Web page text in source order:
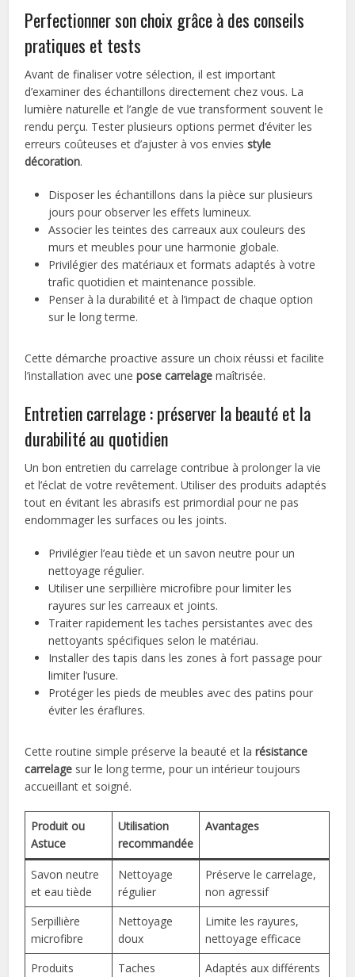
Perfectionner son choix grâce à des conseils
pratiques et tests
Avant de finaliser votre sélection, il est important
d’examiner des échantillons directement chez vous. La
lumière naturelle et l’angle de vue transforment souvent le
rendu perçu. Tester plusieurs options permet d’éviter les
erreurs coûteuses et d’ajuster à vos enviesstyle
décoration.
Disposer les échantillons dans la pièce sur plusieurs
jours pour observer les effets lumineux.
Associer les teintes des carreaux aux couleurs des
murs et meubles pour une harmonie globale.
Privilégier des matériaux et formats adaptés à votre
trafic quotidien et maintenance possible.
Penser à la durabilité et à l’impact de chaque option
sur le long terme.
Cette démarche proactive assure un choix réussi et facilite
l’installation avec unepose carrelage maîtrisée.
Entretien carrelage : préserver la beauté et la
durabilité au quotidien
Un bon entretien du carrelage contribue à prolonger la vie
et l’éclat de votre revêtement. Utiliser des produits adaptés
tout en évitant les abrasifs est primordial pour ne pas
endommager les surfaces ou les joints.
Privilégier l’eau tiède et un savon neutre pour un
nettoyage régulier.
Utiliser une serpillière microfibre pour limiter les
rayures sur les carreaux et joints.
Traiter rapidement les taches persistantes avec des
nettoyants spécifiques selon le matériau.
Installer des tapis dans les zones à fort passage pour
limiter l’usure.
Protéger les pieds de meubles avec des patins pour
éviter les éraflures.
Cette routine simple préserve la beauté et larésistance
carrelage sur le long terme, pour un intérieur toujours
accueillant et soigné.
Produit ou
Astuce
Utilisation
recommandée
Avantages
Savon neutre
et eau tiède
Nettoyage
régulier
Préserve le carrelage,
non agressif
Serpillière
microfibre
Nettoyage
doux
Limite les rayures,
nettoyage efficace
Produits
Taches
Adaptés aux différents